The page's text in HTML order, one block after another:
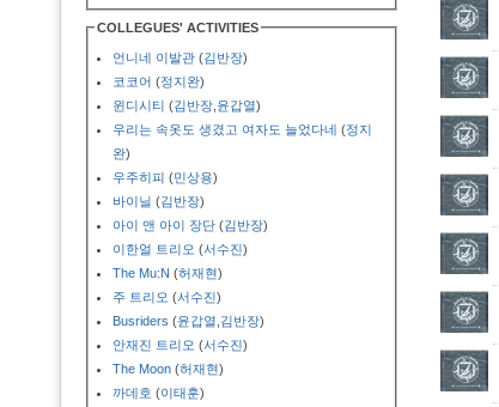
COLLEGUES' ACTIVITIES
언니네 이발관 (김반장)
코코어 (정지완)
윈디시티 (김반장 윤갑열)
우리는 속옷도 생겼고 여자도 늘었다네 (정지
완)
우주히피 (민상용)
바이닐 (김반장)
아이 앤 아이 장단 (김반장)
이한얼 트리오 (서수진)
The Mu:N (허재현)
주 트리오 (서수진)
Busriders (윤갑열 김반장)
안재진 트리오 (서수진)
The Moon (허재현)
까데호 (이태훈)